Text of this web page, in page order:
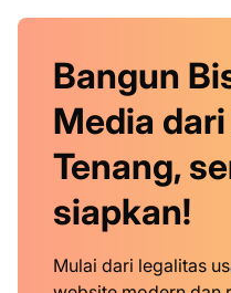
Bangun
Media
Tenang,
siapkan!
Mulai dari legalitas